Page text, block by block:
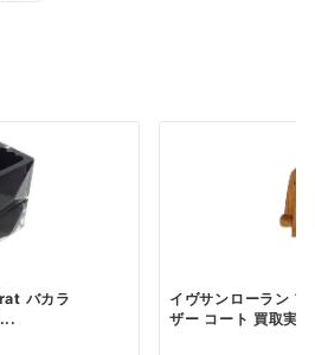
バカラ
イヴサンローラン
ザー コート 買取実績